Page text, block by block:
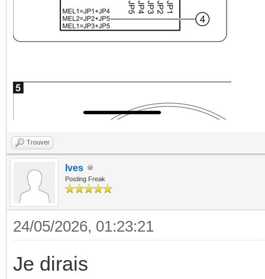
Trouver
Ives
Posting Freak
24/05/2026, 01:23:21
Je dirais